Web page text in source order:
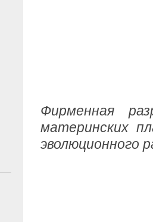
Фирменная
материнских
эволюционного